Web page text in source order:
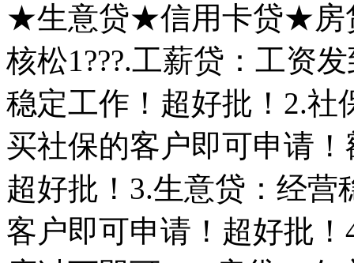
★生意贷★信用卡贷★房
核松1???.工薪贷：工资
稳定工作！超好批！2.社
买社保的客户即可申请
超好批！3.生意贷：经
客户即可申请！超好批